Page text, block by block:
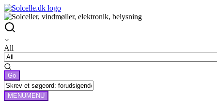
All
MENUMENU